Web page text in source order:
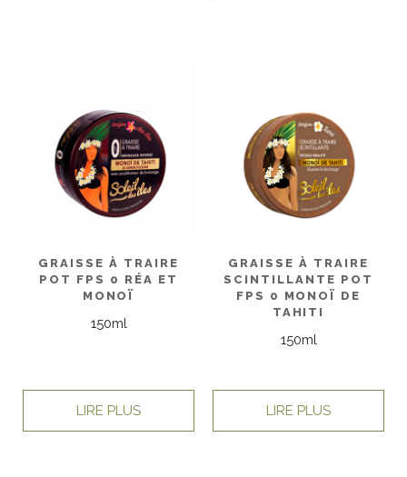
GRAISSE À TRAIRE
POT FPS 0 RÉA ET
MONOÏ
150ml
LIRE PLUS
GRAISSE À TRAIRE
SCINTILLANTE POT
FPS 0 MONOÏ DE
TAHITI
150ml
LIRE PLUS